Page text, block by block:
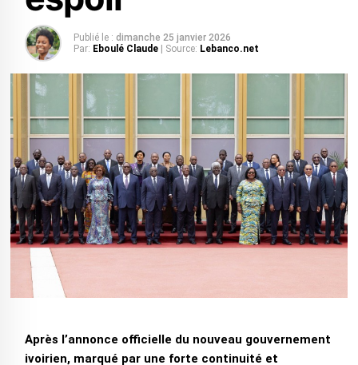
Publié le : dimanche 25 janvier 2026
Par: Eboulé Claude | Source: Lebanco.net
Après l’annonce officielle du nouveau gouvernement
ivoirien, marqué par une forte continuité et